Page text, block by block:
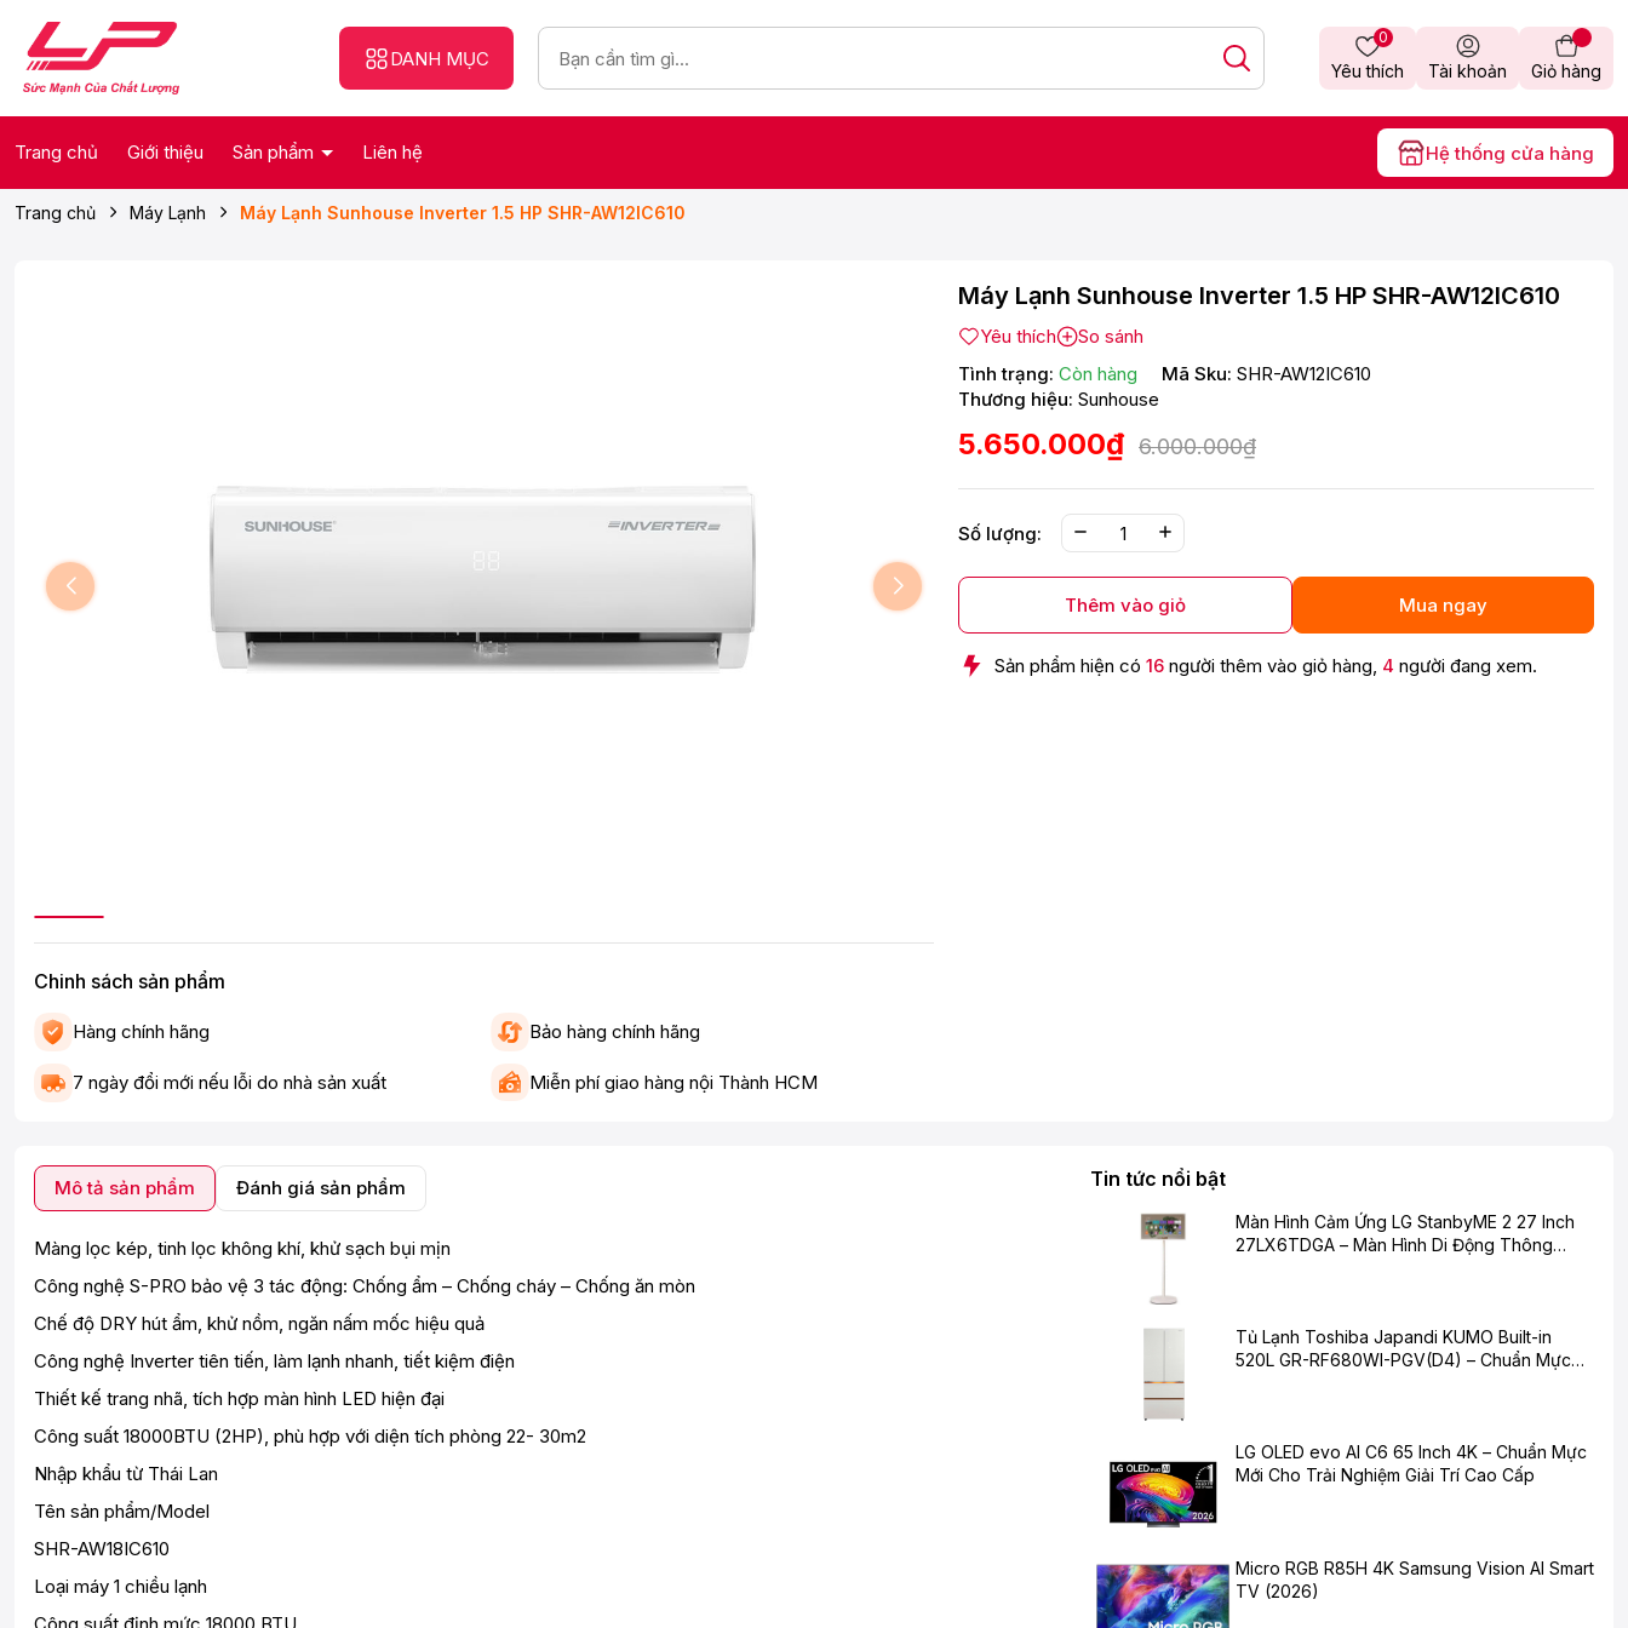
DANH MỤC
Yêu thích
0
Tài khoản Giỏ hàng
Trang chủ Giới thiệu Sản phẩm Liên hệ Hệ thống cửa hàng
Trang chủ Máy Lạnh Máy Lạnh Sunhouse Inverter 1.5 HP SHR-AW12IC610
Chinh sách sản phẩm
Hàng chính hãng Bảo hàng chính hãng
7 ngày đổi mới nếu lỗi do nhà sản xuất Miễn phí giao hàng nội Thành HCM
Máy Lạnh Sunhouse Inverter 1.5 HP SHR-AW12IC610
Yêu thích
So sánh
Tình trạng: Còn hàng Mã Sku: SHR-AW12IC610
Thương hiệu: Sunhouse
5.650.000₫ 6.000.000₫
Số lượng:
Thêm vào giỏ Mua ngay
Sản phẩm hiện có 16 người thêm vào giỏ hàng, 4 người đang xem.
Mô tả sản phẩm Đánh giá sản phẩm
Màng lọc kép, tinh lọc không khí, khử sạch bụi mịn
Công nghệ S-PRO bảo vệ 3 tác động: Chống ẩm – Chống cháy – Chống ăn mòn
Chế độ DRY hút ẩm, khử nồm, ngăn nấm mốc hiệu quả
Công nghệ Inverter tiên tiến, làm lạnh nhanh, tiết kiệm điện
Thiết kế trang nhã, tích hợp màn hình LED hiện đại
Công suất 18000BTU (2HP), phù hợp với diện tích phòng 22- 30m2
Nhập khẩu từ Thái Lan
Tên sản phẩm/Model
SHR-AW18IC610
Loại máy 1 chiều lạnh
Tin tức nổi bật
Màn Hình Cảm Ứng LG StanbyME 2 27 Inch
27LX6TDGA – Màn Hình Di Động Thông
Tủ Lạnh Toshiba Japandi KUMO Built-in
520L GR-RF680WI-PGV(D4) – Chuẩn Mực
LG OLED evo AI C6 65 Inch 4K – Chuẩn Mực
Mới Cho Trải Nghiệm Giải Trí Cao Cấp
Micro RGB R85H 4K Samsung Vision AI Smart
TV (2026)